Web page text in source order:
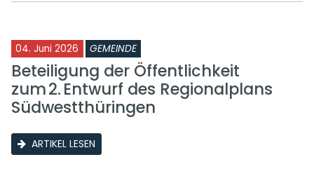
04. Juni 2026 GEMEINDE
Beteiligung der Öffentlichkeit
zum 2. Entwurf des Regionalplans
Südwestthüringen
ARTIKEL LESEN